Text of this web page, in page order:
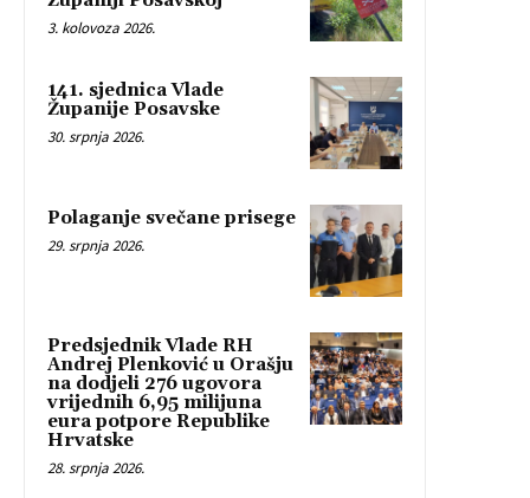
3. kolovoza 2026.
141. sjednica Vlade
Županije Posavske
30. srpnja 2026.
Polaganje svečane prisege
29. srpnja 2026.
Predsjednik Vlade RH
Andrej Plenković u Orašju
na dodjeli 276 ugovora
vrijednih 6,95 milijuna
eura potpore Republike
Hrvatske
28. srpnja 2026.